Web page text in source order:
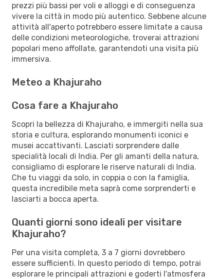
prezzi più bassi per voli e alloggi e di conseguenza
vivere la città in modo più autentico. Sebbene alcune
attività all'aperto potrebbero essere limitate a causa
delle condizioni meteorologiche, troverai attrazioni
popolari meno affollate, garantendoti una visita più
immersiva.
Meteo a Khajuraho
Cosa fare a Khajuraho
Scopri la bellezza di Khajuraho, e immergiti nella sua
storia e cultura, esplorando monumenti iconici e
musei accattivanti. Lasciati sorprendere dalle
specialità locali di India. Per gli amanti della natura,
consigliamo di esplorare le riserve naturali di India.
Che tu viaggi da solo, in coppia o con la famiglia,
questa incredibile meta saprà come sorprenderti e
lasciarti a bocca aperta.
Quanti giorni sono ideali per visitare
Khajuraho?
Per una visita completa, 3 a 7 giorni dovrebbero
essere sufficienti. In questo periodo di tempo, potrai
esplorare le principali attrazioni e goderti l'atmosfera